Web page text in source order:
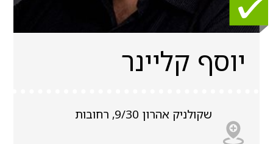
יוסף קליינר
שקולניק אהרון 9/30, רחובות